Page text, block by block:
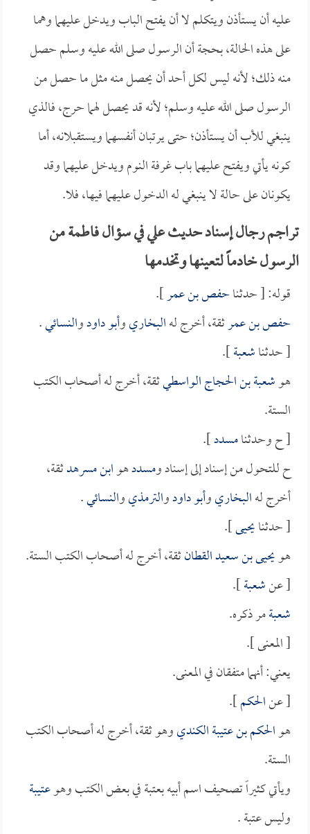
عليه أن يستأذن ويتكلم لا أن يفتح الباب ويدخل عليهما وهما
على هذه الحالة، بحجة أن الرسول صلى الله عليه وسلم حصل
منه ذلك؛ لأنه ليس لكل أحد أن يحصل منه مثل ما حصل من
الرسول صلى الله عليه وسلم؛ لأنه قد يحصل لهما حرج، فالذي
ينبغي للأب أن يستأذن؛ حتى يرتبان أنفسهما ويستقبلانه، أما
كونه يأتي ويفتح عليهما باب غرفة النوم ويدخل عليهما وقد
يكونان على حالة لا ينبغي له الدخول عليهما فيها، فلا.
تراجم رجال إسناد حديث علي في سؤال فاطمة من
الرسول خادماً لتعينها وتخدمها
قوله: [ حدثناحفص بن عمر].
حفص بن عمرثقة، أخرج لهالبخاريوأبو داودوالنسائي.
[ حدثناشعبة].
هوشعبة بن الحجاج الواسطيثقة، أخرج له أصحاب الكتب
الستة.
[ ح وحدثنامسدد].
ح للتحول من إسناد إلى إسناد ومسددهوابن مسرهدثقة،
أخرج لهالبخاريوأبو داودوالترمذيوالنسائي.
[ حدثنايحيى].
هويحيى بن سعيد القطانثقة، أخرج له أصحاب الكتب الستة.
[ عنشعبة].
شعبةمر ذكره.
[ المعنى ].
يعني: أنهما متفقان في المعنى.
[ عنالحكم].
هوالحكم بن عتيبة الكنديوهو ثقة، أخرج له أصحاب الكتب
الستة.
ويأتي كثيراً تصحيف اسم أبيه بعتبة في بعض الكتب وهوعتيبة
وليس عتبة .